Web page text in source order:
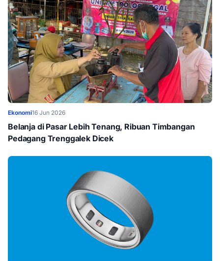
Ekonomi16 Jun 2026
Belanja di Pasar Lebih Tenang, Ribuan Timbangan
Pedagang Trenggalek Dicek